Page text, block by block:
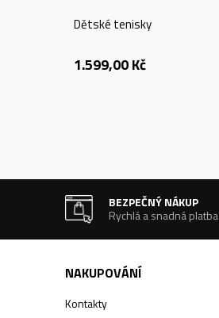
Dětské tenisky
1.599,00Kč
BEZPEČNÝ NÁKUP
Rychlá a snadná platba
NAKUPOVÁNÍ
Kontakty